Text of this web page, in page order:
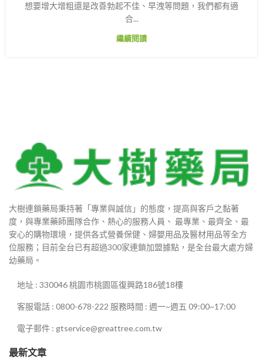
想要增大增粗還是改善勃起不佳、早洩等問題，我們都有適
合...
繼續閱讀
大樹連鎖藥局秉持著「專業與誠信」的態度，提高與客戶之黏著
度，與專業藥師團隊合作、熱心的服務人員、 最專業、最齊全、最
安心的購物環境，提供各式營養保健、婦嬰用品及醫材用品等全方
位服務；目前全台已有超過300家連鎖加盟據點，是全台最大處方婦
幼藥局。
地址 : 330046 桃園市桃園區復興路186號18樓
客服電話 : 0800-678-222 服務時間 : 週一~週五 09:00~17:00
電子郵件 : gtservice@greattree.com.tw
最新文章